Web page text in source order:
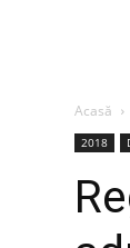
Acasă
2018